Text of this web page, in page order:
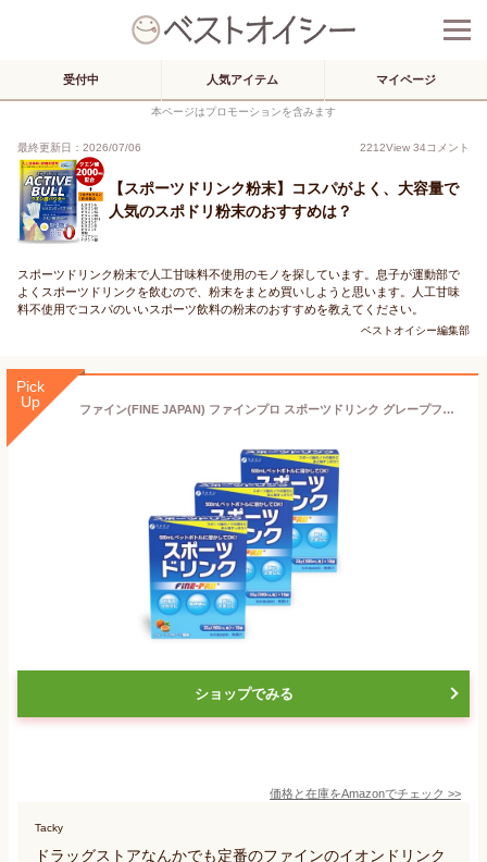
受付中 人気アイテム マイページ
本ページはプロモーションを含みます
最終更新日：2026/07/06 2212View 34コメント
【スポーツドリンク粉末】コスパがよく、大容量で
人気のスポドリ粉末のおすすめは？
スポーツドリンク粉末で人工甘味料不使用のモノを探しています。息子が運動部で
よくスポーツドリンクを飲むので、粉末をまとめ買いしようと思います。人工甘味
料不使用でコスパのいいスポーツ飲料の粉末のおすすめを教えてください。
ベストオイシー編集部
Pick
Up
ファイン(FINE JAPAN) ファインプロ スポーツドリンク グレープフルーツ風味 粉末タイプ 500mLペットボトル用 10袋入 国内生産×3個セット
ショップでみる
価格と在庫をAmazonでチェック >>
Tacky
ドラッグストアなんかでも定番のファインのイオンドリンク